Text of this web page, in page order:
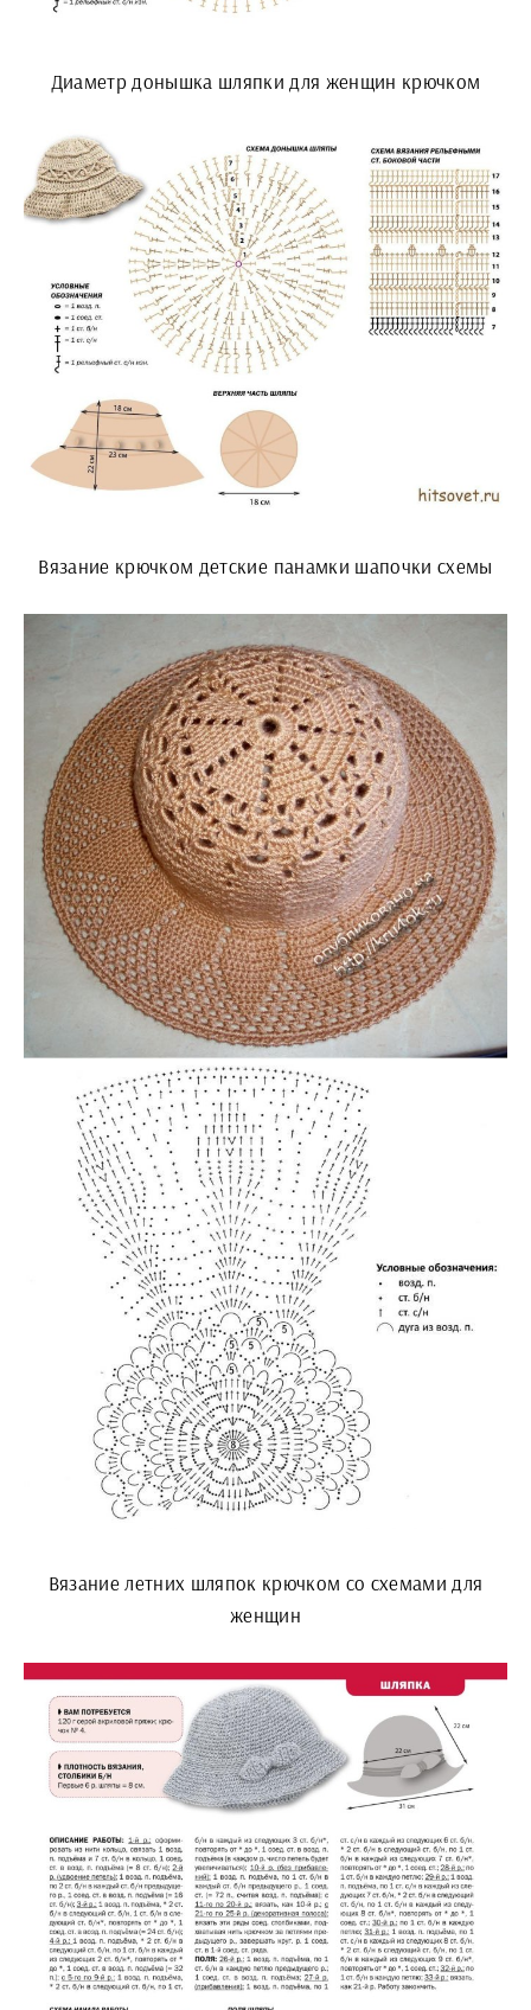
Диаметр донышка шляпки для женщин крючком
Вязание крючком детские панамки шапочки схемы
Вязание летних шляпок крючком со схемами для
женщин